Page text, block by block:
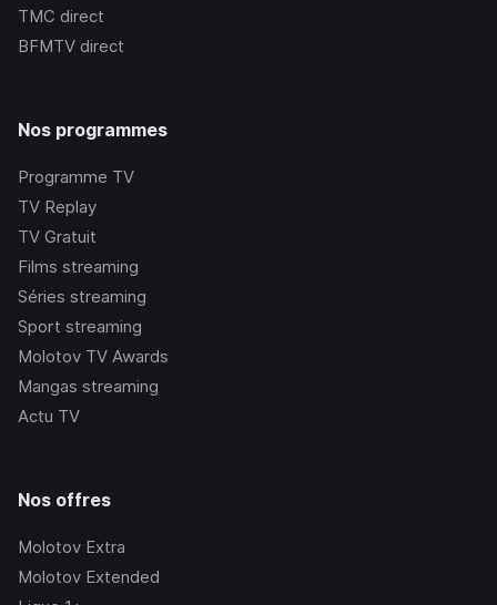
TMC direct
BFMTV direct
Nos programmes
Programme TV
TV Replay
TV Gratuit
Films streaming
Séries streaming
Sport streaming
Molotov TV Awards
Mangas streaming
Actu TV
Nos offres
Molotov Extra
Molotov Extended